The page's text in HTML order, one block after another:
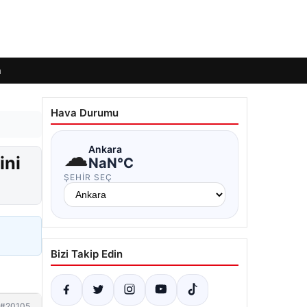
Hava Durumu
☁Ankara
NaN°C
ŞEHIR SEÇ
Bizi Takip Edin